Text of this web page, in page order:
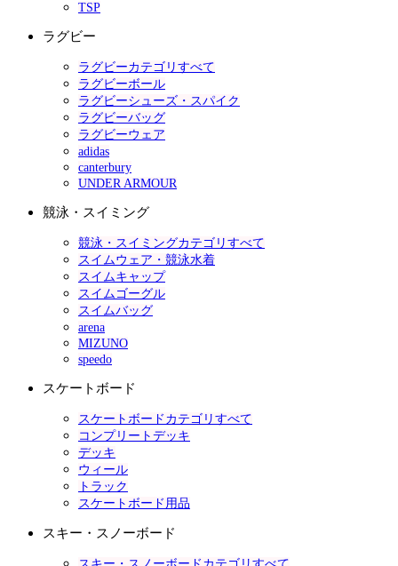
TSP
ラグビー
ラグビーカテゴリすべて
ラグビーボール
ラグビーシューズ・スパイク
ラグビーバッグ
ラグビーウェア
adidas
canterbury
UNDER ARMOUR
競泳・スイミング
競泳・スイミングカテゴリすべて
スイムウェア・競泳水着
スイムキャップ
スイムゴーグル
スイムバッグ
arena
MIZUNO
speedo
スケートボード
スケートボードカテゴリすべて
コンプリートデッキ
デッキ
ウィール
トラック
スケートボード用品
スキー・スノーボード